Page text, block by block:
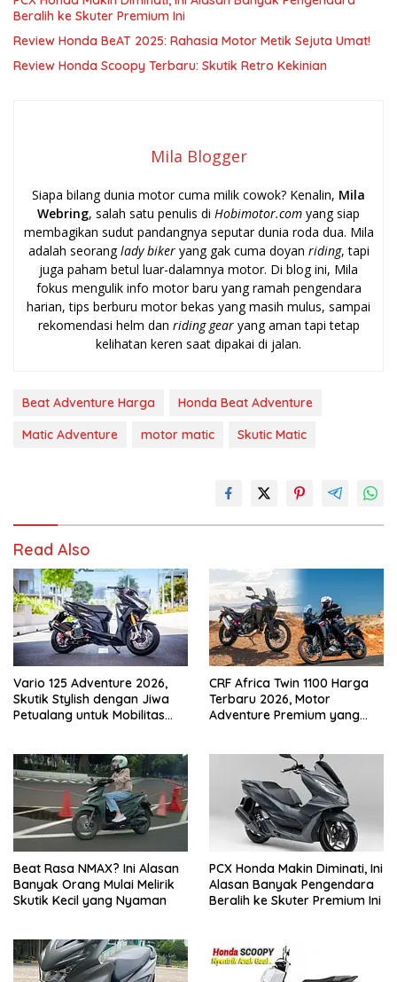
Beralih ke Skuter Premium Ini
Review Honda BeAT 2025: Rahasia Motor Metik Sejuta Umat!
Review Honda Scoopy Terbaru: Skutik Retro Kekinian
Mila Blogger
Siapa bilang dunia motor cuma milik cowok? Kenalin, Mila
Webring, salah satu penulis di Hobimotor.com yang siap
membagikan sudut pandangnya seputar dunia roda dua. Mila
adalah seoranglady bikeryang gak cuma doyan riding, tapi
juga paham betul luar-dalamnya motor. Di blog ini, Mila
fokus mengulik info motor baru yang ramah pengendara
harian, tips berburu motor bekas yang masih mulus, sampai
rekomendasi helm dan riding gearyang aman tapi tetap
kelihatan keren saat dipakai di jalan.
Beat Adventure Harga
Honda Beat Adventure
Matic Adventure
motor matic Skutic Matic
Read Also
Vario 125 Adventure 2026,
Skutik Stylish dengan Jiwa
Petualang untuk Mobilitas
CRF Africa Twin 1100 Harga
Terbaru 2026, Motor
Adventure Premium yang
Beat Rasa NMAX? Ini Alasan
Banyak Orang Mulai Melirik
Skutik Kecil yang Nyaman
PCX Honda Makin Diminati, Ini
Alasan Banyak Pengendara
Beralih ke Skuter Premium Ini